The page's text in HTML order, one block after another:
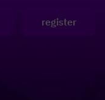
register